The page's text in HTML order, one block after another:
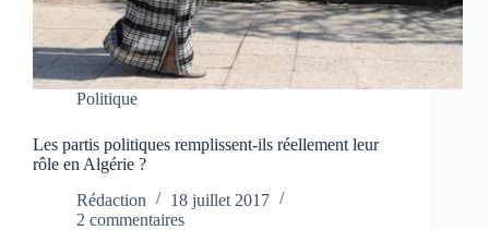
Politique
Les partis politiques remplissent-ils réellement leur
rôle en Algérie ?
Rédaction
18 juillet 2017
2 commentaires